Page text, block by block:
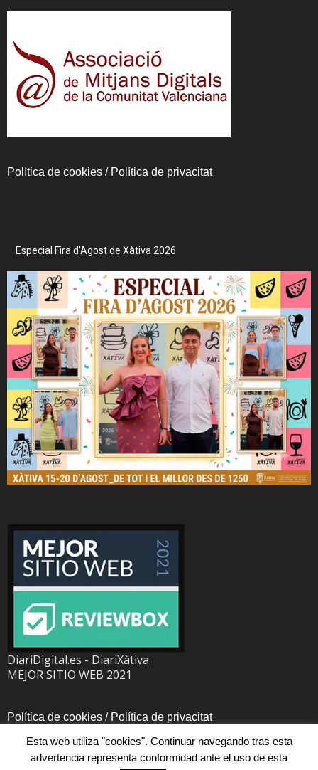
Política de cookies / Política de privacitat
Especial Fira d’Agost de Xàtiva 2026
DiariDigital.es - DiariXàtiva
MEJOR SITIO WEB 2021
Política de cookies / Política de privacitat
Esta web utiliza "cookies". Continuar navegando tras esta
advertencia representa conformidad ante el uso de esta